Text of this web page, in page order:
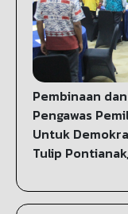
Pembinaan
Pengawas
Untuk
Tulip